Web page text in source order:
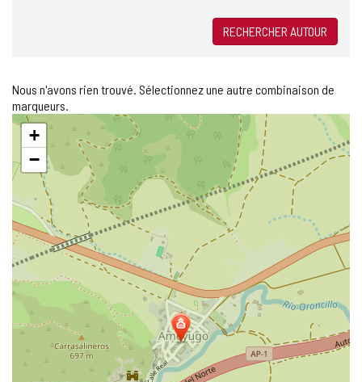
RECHERCHER AUTOUR
Nous n'avons rien trouvé. Sélectionnez une autre combinaison de
marqueurs.
Sauter
carte
+
−